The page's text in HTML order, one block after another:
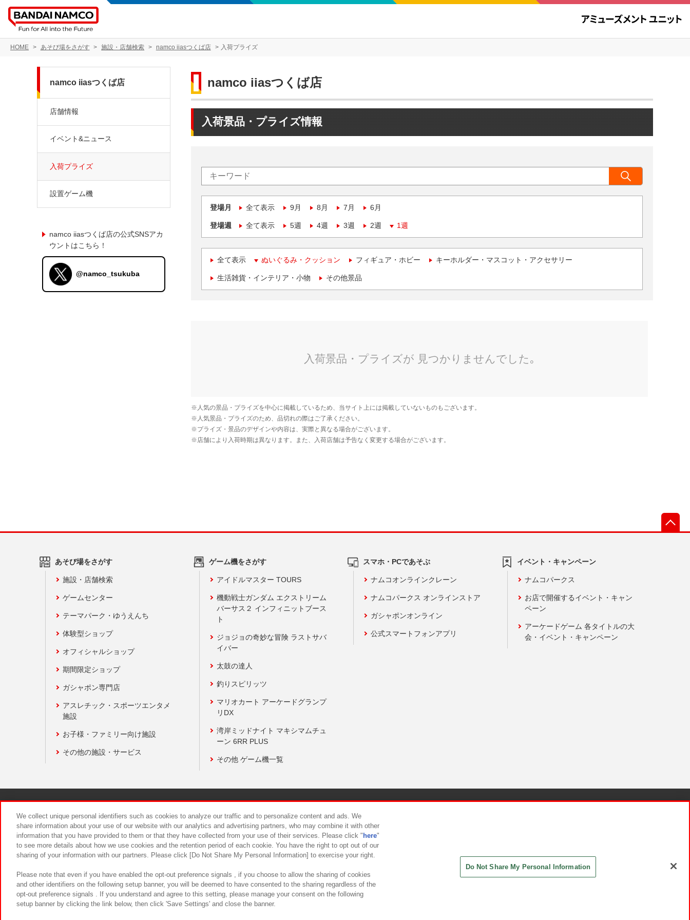
HOME あそび場をさがす 施設・店舗検索 namco iiasつくば店 入荷プライズ
namco iiasつくば店
入荷景品・プライズ情報
登場月 全て表示 9月 8月 7月 6月
登場週 全て表示 5週 4週 3週 2週 1週
全て表示 ぬいぐるみ・クッション フィギュア・ホビー キーホルダー・マスコット・アクセサリー
生活雑貨・インテリア・小物 その他景品
namco iiasつくば店
店舗情報
イベント&ニュース
入荷プライズ
設置ゲーム機
namco iiasつくば店の公式SNSアカ
ウントはこちら！
@namco_tsukuba
あそび場をさがす
施設・店舗検索
ゲームセンター
テーマパーク・ゆうえんち
体験型ショップ
オフィシャルショップ
期間限定ショップ
ガシャポン専門店
アスレチック・スポーツエンタメ
施設
お子様・ファミリー向け施設
その他の施設・サービス
ゲーム機をさがす
アイドルマスター TOURS
機動戦士ガンダム エクストリーム
バーサス２ インフィニットブース
ト
ジョジョの奇妙な冒険 ラストサバ
イバー
太鼓の達人
釣りスピリッツ
マリオカート アーケードグランプ
リDX
湾岸ミッドナイト マキシマムチュ
ーン 6RR PLUS
その他 ゲーム機一覧
スマホ・PCであそぶ
ナムコオンラインクレーン
ナムコパークス オンラインストア
ガシャポンオンライン
公式スマートフォンアプリ
イベント・キャンペーン
ナムコパークス
お店で開催するイベント・キャン
ペーン
アーケードゲーム 各タイトルの大
会・イベント・キャンペーン
食品のご提供について カスタマーハラスメント対応方針
We collect unique personal identifiers such as cookies to analyze our traffic and to personalize content and ads. We
share information about your use of our website with our analytics and advertising partners, who may combine it with other
information that you have provided to them or that they have collected from your use of their services. Please click " here"
to see more details about how we use cookies and the retention period of each cookie. You have the right to opt out of our
sharing of your information with our partners. Please click [Do Not Share My Personal Information] to exercise your right.
Please note that even if you have enabled the opt-out preference signals , if you choose to allow the sharing of cookies
and other identifiers on the following setup banner, you will be deemed to have consented to the sharing regardless of the
opt-out preference signals . If you understand and agree to this setting, please manage your consent on the following
setup banner by clicking the link below, then click 'Save Settings' and close the banner.
Do Not Share My Personal Information